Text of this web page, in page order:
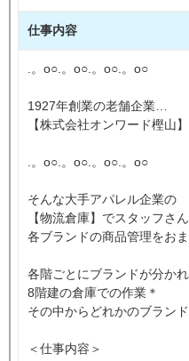
仕事内容
.。o○.。o○.。o○.。o○
1927年創業の老舗企業…
【株式会社オンワード樫山】
.。o○.。o○.。o○.。o○
そんな大手アパレル企業の
【物流倉庫】でスタッフさ
各ブランドの商品管理をお
各階ごとにブランドが分かれ
8階建の倉庫での作業＊
その中からどれかのブラン
＜仕事内容＞